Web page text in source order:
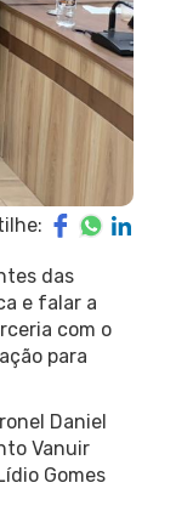
das
e falar a
com o
para
Daniel
Vanuir
Gomes